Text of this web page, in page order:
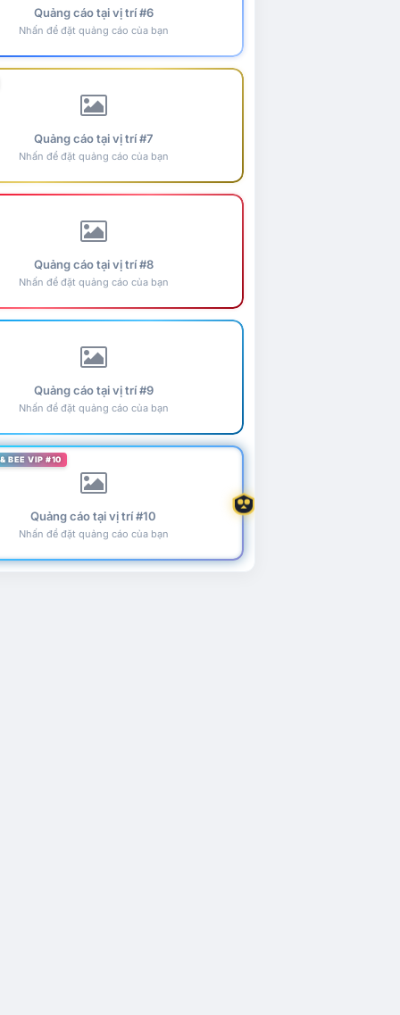
Quảng cáo tại vị trí #6
Nhấn để đặt quảng cáo của bạn
Quảng cáo tại vị trí #7
Nhấn để đặt quảng cáo của bạn
Quảng cáo tại vị trí #8
Nhấn để đặt quảng cáo của bạn
Quảng cáo tại vị trí #9
Nhấn để đặt quảng cáo của bạn
BEE VIP #10
Quảng cáo tại vị trí #10
Nhấn để đặt quảng cáo của bạn